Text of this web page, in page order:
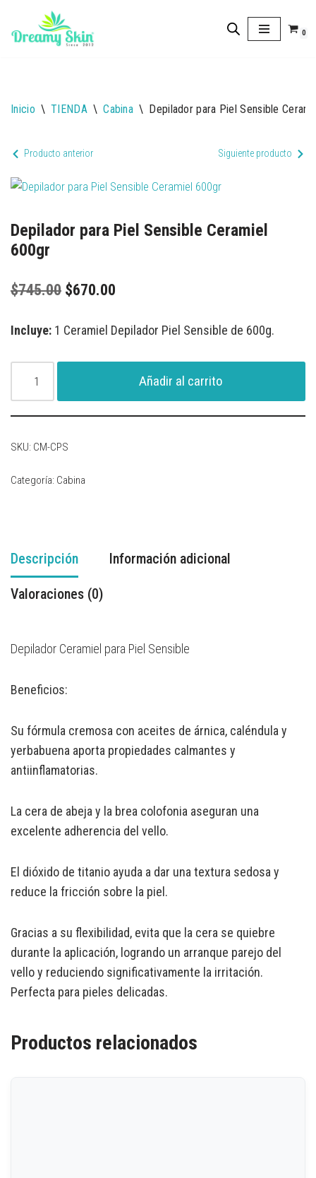
Saltar
0
Inicio \ TIENDA \ Cabina \ Depilador para Piel Sensible
Producto anterior Siguiente producto
Depilador para Piel Sensible Ceramiel
600gr
$745.00 $670.00
Incluye: 1 Ceramiel Depilador Piel Sensible de 600g.
Añadir al carrito
SKU: CM-CPS
Categoría: Cabina
Descripción Información adicional
Valoraciones (0)
Depilador Ceramiel para Piel Sensible
Beneficios:
Su fórmula cremosa con aceites de árnica, caléndula y
yerbabuena aporta propiedades calmantes y
antiinflamatorias.
La cera de abeja y la brea colofonia aseguran una
excelente adherencia del vello.
El dióxido de titanio ayuda a dar una textura sedosa y
reduce la fricción sobre la piel.
Gracias a su flexibilidad, evita que la cera se quiebre
durante la aplicación, logrando un arranque parejo del
vello y reduciendo significativamente la irritación.
Perfecta para pieles delicadas.
Productos relacionados